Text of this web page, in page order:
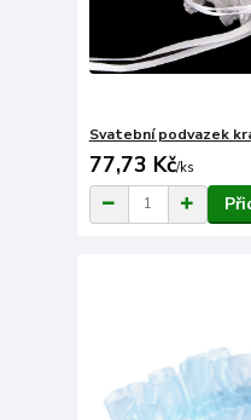
Svatební podvazek
77,73 Kč/ks